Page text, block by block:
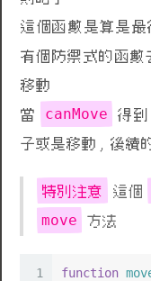
這個函數是算是
有個防禦式的函數
移動
當
canMove 得到
子或是移動 , 後續
特別注意 這個
move 方法
1
function